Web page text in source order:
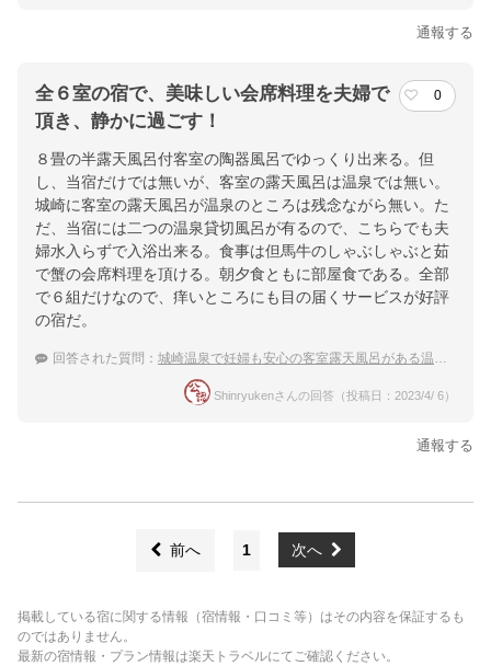
通報する
全６室の宿で、美味しい会席料理を夫婦で
頂き、静かに過ごす！
0
８畳の半露天風呂付客室の陶器風呂でゆっくり出来る。但
し、当宿だけでは無いが、客室の露天風呂は温泉では無い。
城崎に客室の露天風呂が温泉のところは残念ながら無い。た
だ、当宿には二つの温泉貸切風呂が有るので、こちらでも夫
婦水入らずで入浴出来る。食事は但馬牛のしゃぶしゃぶと茹
で蟹の会席料理を頂ける。朝夕食ともに部屋食である。全部
で６組だけなので、痒いところにも目の届くサービスが好評
の宿だ。
回答された質問： 城崎温泉で妊婦も安心の客室露天風呂がある温泉旅館を教えて！
Shinryukenさんの回答（投稿日：2023/4/ 6）
通報する
前へ 1 次へ
掲載している宿に関する情報（宿情報・口コミ等）はその内容を保証するも
のではありません。
最新の宿情報・プラン情報は楽天トラベルにてご確認ください。